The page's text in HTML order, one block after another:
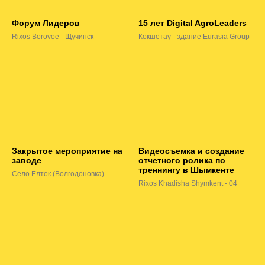
Форум Лидеров
Rixos Borovoe - Щучинск
15 лет Digital AgroLeaders
Кокшетау - здание Eurasia Group
Закрытое мероприятие на
заводе
Село Елток (Волгодоновка)
Видеосъемка и создание
отчетного ролика по
треннингу в Шымкенте
Rixos Khadisha Shymkent - 04